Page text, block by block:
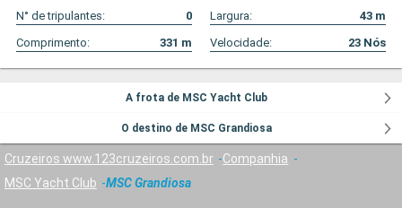
N° de tripulantes:
0 Largura: 43 m
Comprimento:
331 m Velocidade: 23 Nós
A frota de MSC Yacht Club
O destino de MSC Grandiosa
Cruzeiros www.123cruzeiros.com.br
Companhia
MSC Yacht Club
MSC Grandiosa